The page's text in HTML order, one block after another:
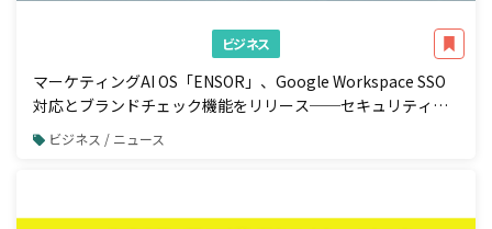
ビジネス
マーケティングAI OS「ENSOR」、Google Workspace SSO
対応とブランドチェック機能をリリース──セキュリティ強
化と広告配信前の自動コンプラ検知を一体で実現
ビジネス / ニュース